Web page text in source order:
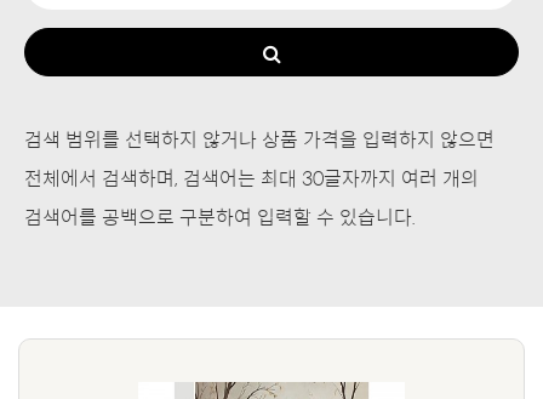
검색 범위를 선택하지 않거나 상품 가격을 입력하지 않으면
전체에서 검색하며, 검색어는 최대 30글자까지 여러 개의
검색어를 공백으로 구분하여 입력할 수 있습니다.